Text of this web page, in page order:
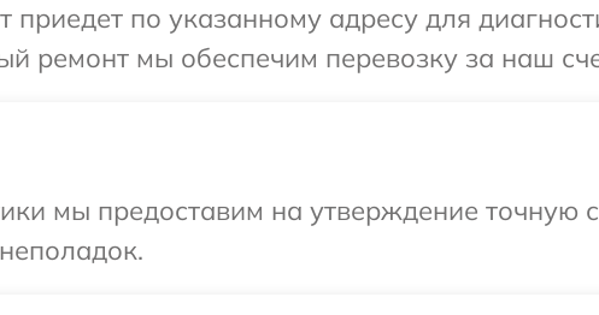
приедет по указанному адресу для
ремонт мы обеспечим перевозку за наш
мы предоставим на утверждение точную